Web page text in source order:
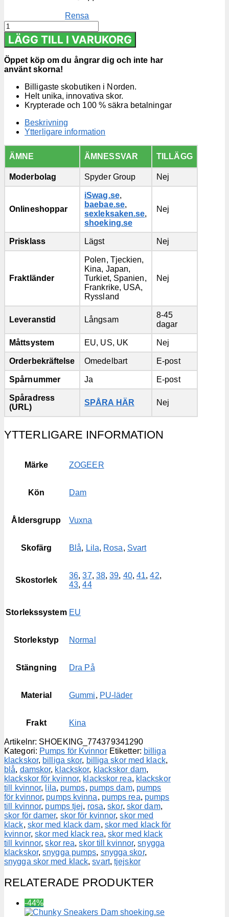
Rensa
Pumps
Dam
mängd
LÄGG TILL I VARUKORG
Öppet köp om du ångrar dig och inte har
använt skorna!
Billigaste skobutiken i Norden.
Helt unika, innovativa skor.
Krypterade och 100 % säkra betalningar
Beskrivning
Ytterligare information
ÄMNE ÄMNESSVAR TILLÄGG
Moderbolag Spyder Group Nej
Onlineshoppar
iSwag.se,
baebae.se,
sexleksaken.se,
shoeking.se
Nej
Prisklass Lägst Nej
Fraktländer
Polen, Tjeckien,
Kina, Japan,
Turkiet, Spanien,
Frankrike, USA,
Ryssland
Nej
Leveranstid Långsam
8-45
dagar
Måttsystem EU, US, UK Nej
Orderbekräftelse Omedelbart E-post
Spårnummer Ja E-post
Spåradress
(URL)
SPÅRA HÄR Nej
YTTERLIGARE INFORMATION
Märke ZOGEER
Kön Dam
Åldersgrupp Vuxna
Skofärg Blå, Lila, Rosa, Svart
Skostorlek
36,37, 38,39, 40,41,42,
43,44
Storlekssystem EU
Storlekstyp Normal
Stängning Dra På
Material Gummi, PU-läder
Frakt Kina
Artikelnr: SHOEKING_774379341290
Kategori: Pumps för Kvinnor Etiketter: billiga
klackskor, billiga skor, billiga skor med klack,
blå, damskor, klackskor, klackskor dam,
klackskor för kvinnor, klackskor rea, klackskor
till kvinnor, lila, pumps, pumps dam, pumps
för kvinnor, pumps kvinna, pumps rea, pumps
till kvinnor, pumps tjej, rosa,skor, skor dam,
skor för damer, skor för kvinnor,skor med
klack, skor med klack dam, skor med klack för
kvinnor, skor med klack rea, skor med klack
till kvinnor,skor rea,skor till kvinnor,snygga
klackskor,snygga pumps, snygga skor,
snygga skor med klack,svart,tjejskor
RELATERADE PRODUKTER
-44%